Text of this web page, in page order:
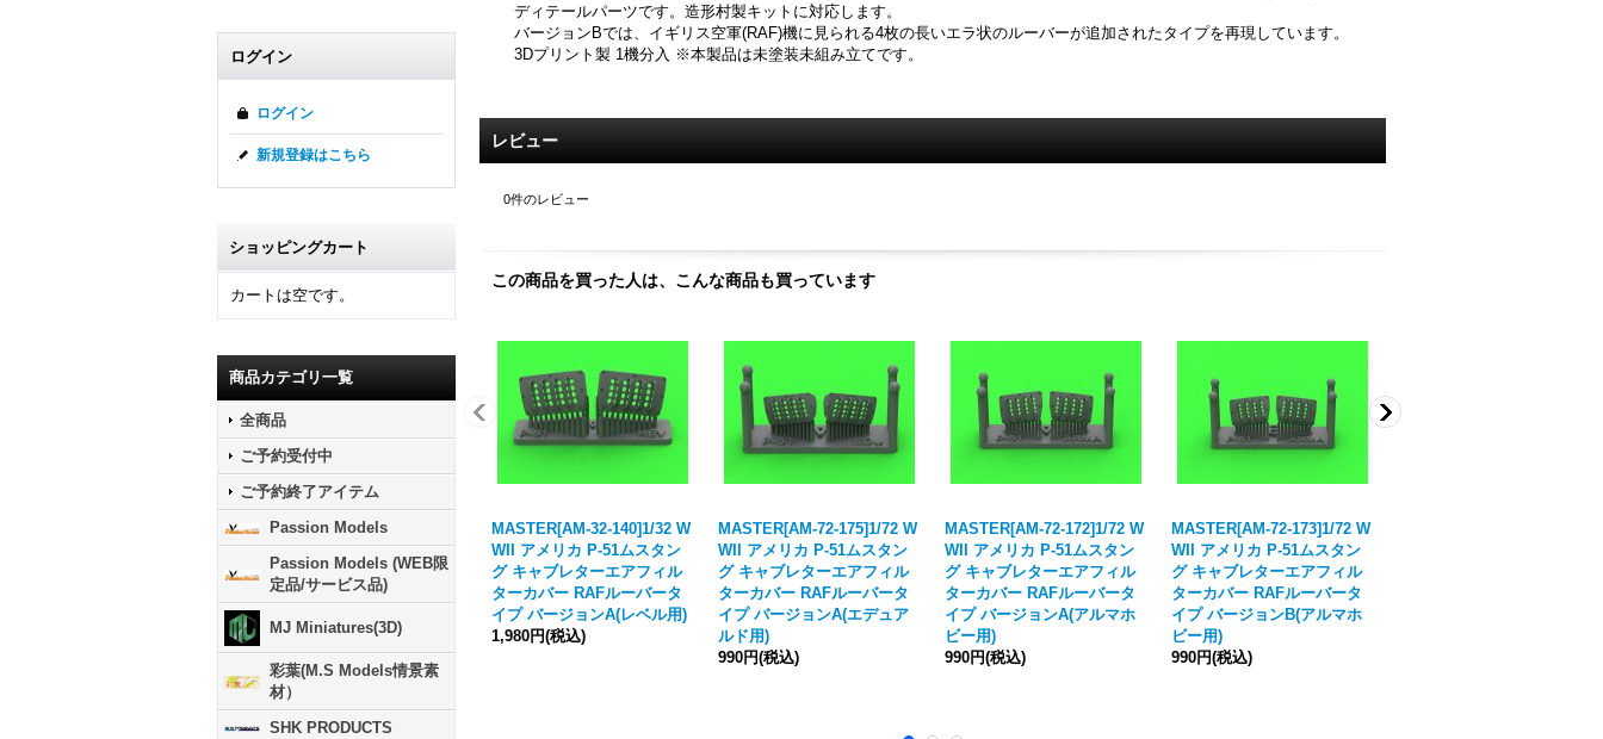
ログイン
ログイン
新規登録はこちら
ショッピングカート
カートは空です。
商品カテゴリ一覧
全商品
ご予約受付中
ご予約終了アイテム
Passion Models
Passion Models (WEB限
定品/サービス品)
MJ Miniatures(3D)
彩葉(M.S Models情景素
材）
SHK PRODUCTS
ディテールパーツです。造形村製キットに対応します。
バージョンBでは、イギリス空軍(RAF)機に見られる4枚の長いエラ状のルーバーが追加されたタイプを再現しています。
3Dプリント製 1機分入 ※本製品は未塗装未組み立てです。
レビュー
0件のレビュー
この商品を買った人は、こんな商品も買っています
MASTER[AM-32-140]1/32 W
WII アメリカ P-51ムスタン
グ キャブレターエアフィル
ターカバー RAFルーバータ
イプ バージョンA(レベル用)
1,980円(税込)
MASTER[AM-72-175]1/72 W
WII アメリカ P-51ムスタン
グ キャブレターエアフィル
ターカバー RAFルーバータ
イプ バージョンA(エデュア
ルド用)
990円(税込)
MASTER[AM-72-172]1/72 W
WII アメリカ P-51ムスタン
グ キャブレターエアフィル
ターカバー RAFルーバータ
イプ バージョンA(アルマホ
ビー用)
990円(税込)
MASTER[AM-72-173]1/72 W
WII アメリカ P-51ムスタン
グ キャブレターエアフィル
ターカバー RAFルーバータ
イプ バージョンB(アルマホ
ビー用)
990円(税込)